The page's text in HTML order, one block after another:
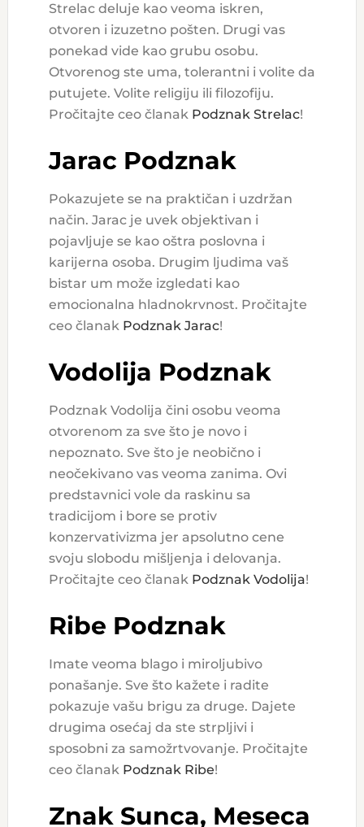
Strelac deluje kao veoma iskren,
otvoren i izuzetno pošten. Drugi vas
ponekad vide kao grubu osobu.
Otvorenog ste uma, tolerantni i volite da
putujete. Volite religiju ili filozofiju.
Pročitajte ceo članak Podznak Strelac!
Jarac Podznak
Pokazujete se na praktičan i uzdržan
način. Jarac je uvek objektivan i
pojavljuje se kao oštra poslovna i
karijerna osoba. Drugim ljudima vaš
bistar um može izgledati kao
emocionalna hladnokrvnost. Pročitajte
ceo članak Podznak Jarac!
Vodolija Podznak
Podznak Vodolija čini osobu veoma
otvorenom za sve što je novo i
nepoznato. Sve što je neobično i
neočekivano vas veoma zanima. Ovi
predstavnici vole da raskinu sa
tradicijom i bore se protiv
konzervativizma jer apsolutno cene
svoju slobodu mišljenja i delovanja.
Pročitajte ceo članak Podznak Vodolija!
Ribe Podznak
Imate veoma blago i miroljubivo
ponašanje. Sve što kažete i radite
pokazuje vašu brigu za druge. Dajete
drugima osećaj da ste strpljivi i
sposobni za samožrtvovanje. Pročitajte
ceo članak Podznak Ribe!
Znak Sunca, Meseca